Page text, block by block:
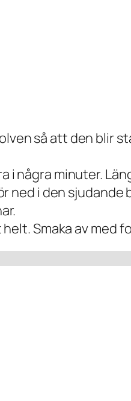
så att den blir
i några minuter.
ned i den
Smaka av med